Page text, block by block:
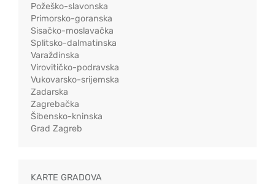
Požeško-slavonska
Primorsko-goranska
Sisačko-moslavačka
Splitsko-dalmatinska
Varaždinska
Virovitičko-podravska
Vukovarsko-srijemska
Zadarska
Zagrebačka
Šibensko-kninska
Grad Zagreb
KARTE GRADOVA